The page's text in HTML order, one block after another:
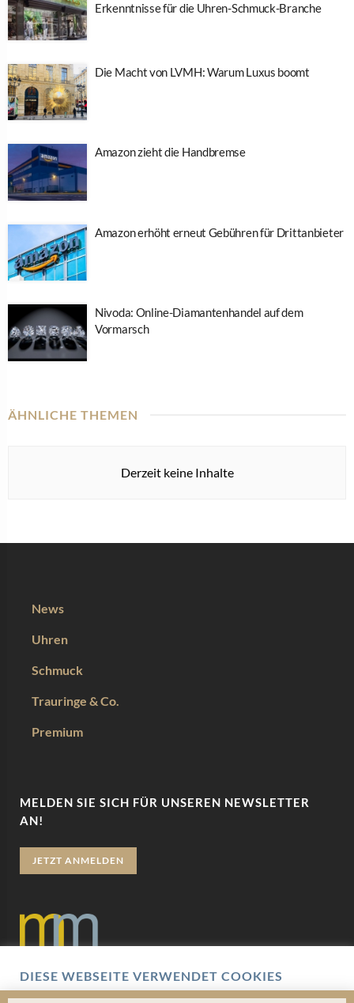
Erkenntnisse für die Uhren-Schmuck-Branche
Die Macht von LVMH: Warum Luxus boomt
Amazon zieht die Handbremse
Amazon erhöht erneut Gebühren für Drittanbieter
Nivoda: Online-Diamantenhandel auf dem
Vormarsch
ÄHNLICHE THEMEN
Derzeit keine Inhalte
News
Uhren
Schmuck
Trauringe & Co.
Premium
MELDEN SIE SICH FÜR UNSEREN NEWSLETTER
AN!
JETZT ANMELDEN
Datenschutz
DIESE WEBSEITE VERWENDET COOKIES
Wir verwenden Cookies um Ihnen eine optimale